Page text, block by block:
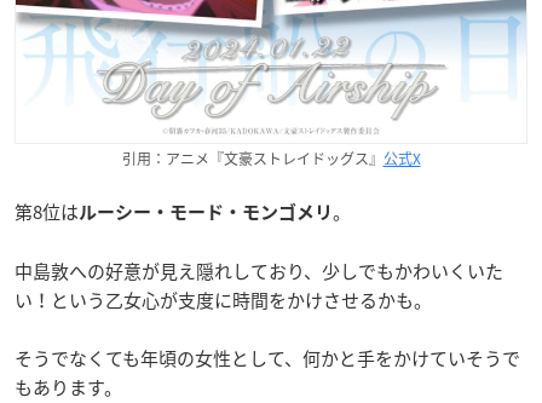
引用：アニメ『文豪ストレイドッグス』 公式X
第8位はルーシー・モード・モンゴメリ 。
中島敦への好意が見え隠れしており、少しでもかわいくいた
い！という乙女心が支度に時間をかけさせるかも。
そうでなくても年頃の女性として、何かと手をかけていそうで
もあります。